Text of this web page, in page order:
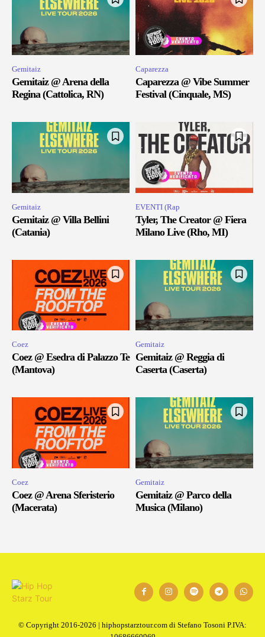
Gemitaiz
Gemitaiz @ Arena della
Regina (Cattolica, RN)
Caparezza
Caparezza @ Vibe Summer
Festival (Cinquale, MS)
Gemitaiz
Gemitaiz @ Villa Bellini
(Catania)
EVENTI (Rap
Tyler, The Creator @ Fiera
Milano Live (Rho, MI)
Coez
Coez @ Esedra di Palazzo Te
(Mantova)
Gemitaiz
Gemitaiz @ Reggia di
Caserta (Caserta)
Coez
Coez @ Arena Sferisterio
(Macerata)
Gemitaiz
Gemitaiz @ Parco della
Musica (Milano)
© Copyright 2016-2026 | hiphopstarztour.com di Stefano Tosoni P.IVA: